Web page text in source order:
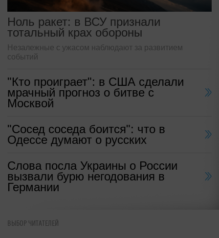
Ноль ракет: в ВСУ признали
тотальный крах обороны
Незалежные с ужасом наблюдают за развитием
событий
"Кто проиграет": в США сделали
мрачный прогноз о битве с
Москвой
"Сосед соседа боится": что в
Одессе думают о русских
Слова посла Украины о России
вызвали бурю негодования в
Германии
ВЫБОР ЧИТАТЕЛЕЙ